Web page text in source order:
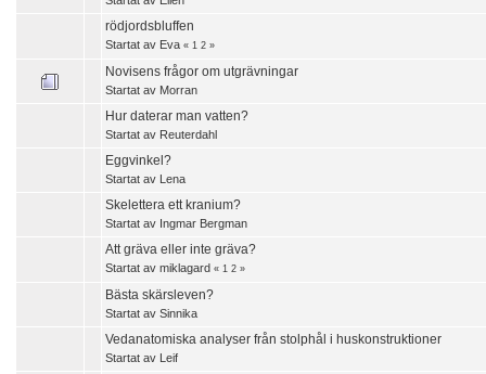
rödjordsbluffen
Startat av Eva « 1 2 »
Novisens frågor om utgrävningar
Startat av Morran
Hur daterar man vatten?
Startat av Reuterdahl
Eggvinkel?
Startat av Lena
Skelettera ett kranium?
Startat av Ingmar Bergman
Att gräva eller inte gräva?
Startat av miklagard « 1 2 »
Bästa skärsleven?
Startat av Sinnika
Vedanatomiska analyser från stolphål i huskonstruktioner
Startat av Leif